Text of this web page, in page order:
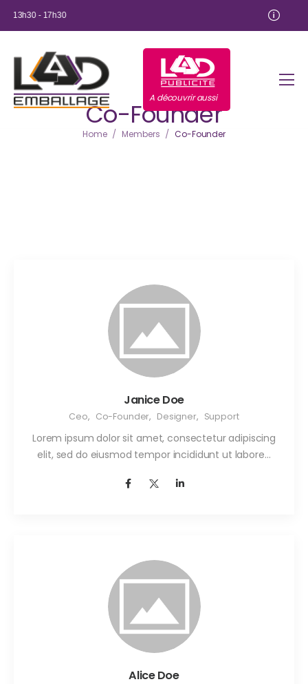
13h30 - 17h30
A découvrir aussi
Co-Founder
Home / Members / Co-Founder
Janice Doe
Ceo, Co-Founder, Designer, Support
Lorem ipsum dolor sit amet, consectetur adipiscing
elit, sed do eiusmod tempor incididunt ut labore…
Alice Doe